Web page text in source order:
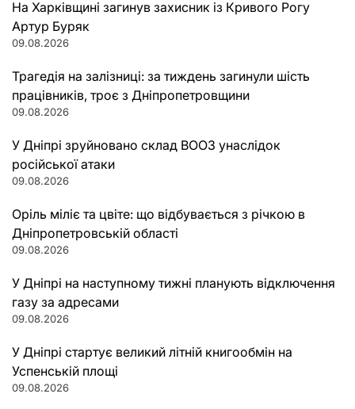
На Харківщині загинув захисник із Кривого Рогу
Артур Буряк
09.08.2026
Трагедія на залізниці: за тиждень загинули шість
працівників, троє з Дніпропетровщини
09.08.2026
У Дніпрі зруйновано склад ВООЗ унаслідок
російської атаки
09.08.2026
Оріль міліє та цвіте: що відбувається з річкою в
Дніпропетровській області
09.08.2026
У Дніпрі на наступному тижні планують відключення
газу за адресами
09.08.2026
У Дніпрі стартує великий літній книгообмін на
Успенській площі
09.08.2026